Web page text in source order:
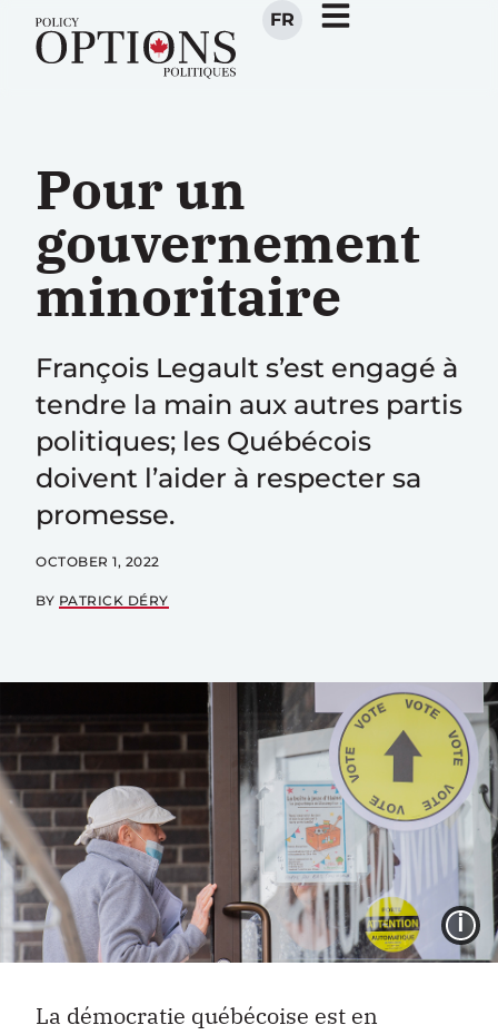
FR
Pour un
gouvernement
minoritaire
François Legault s’est engagé à
tendre la main aux autres partis
politiques; les Québécois
doivent l’aider à respecter sa
promesse.
OCTOBER 1, 2022
BY PATRICK DÉRY
La démocratie québécoise est en